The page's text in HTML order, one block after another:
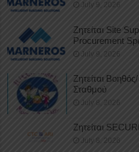
July 9, 2026
Ζητείται Site
Procurement
July 9, 2026
Ζητείται
Σταθμού
July 8, 2026
Ζητείται
July 8, 2026